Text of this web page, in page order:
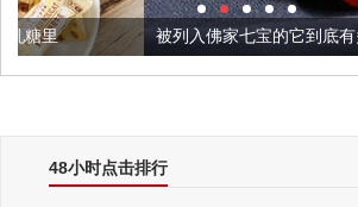
被列入佛家七宝的它到底有多美？
48小时点击排行